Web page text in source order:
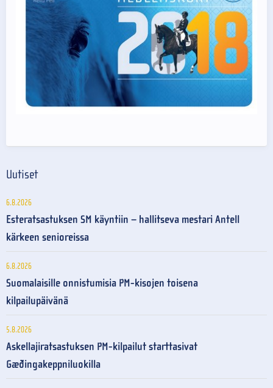
Uutiset
6.8.2026
Esteratsastuksen SM käyntiin – hallitseva mestari Antell
kärkeen senioreissa
6.8.2026
Suomalaisille onnistumisia PM-kisojen toisena
kilpailupäivänä
5.8.2026
Askellajiratsastuksen PM-kilpailut starttasivat
Gæðingakeppniluokilla